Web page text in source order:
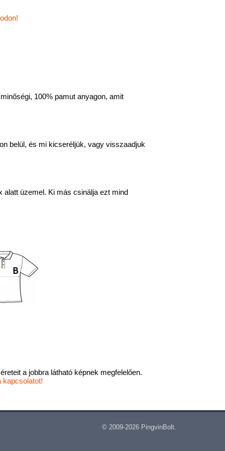
100% pamut anyagon, amit
belül, és mi kicseréljük, vagy visszaadjuk
alatt üzemel. Ki más csinálja ezt mind
a jobbra látható képnek megfelelően.
kapcsolatot!
© 2009-2026 PingvinBolt.